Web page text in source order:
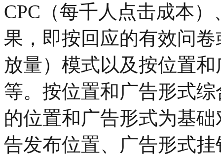
CPC（每千人点击成本
果，即按回应的有效问
放量）模式以及按位置
等。按位置和广告形式
的位置和广告形式为基
告发布位置、广告形式